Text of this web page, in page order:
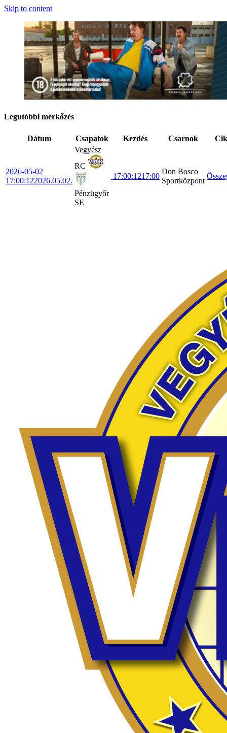
Skip to content
Legutóbbi mérkőzés
Dátum Csapatok Kezdés Csarnok
2026-05-02
17:00:122026.05.02.
Vegyész
RC
Pénzügyőr
SE
17:00:1217:00
Don Bosco
Sportközpont